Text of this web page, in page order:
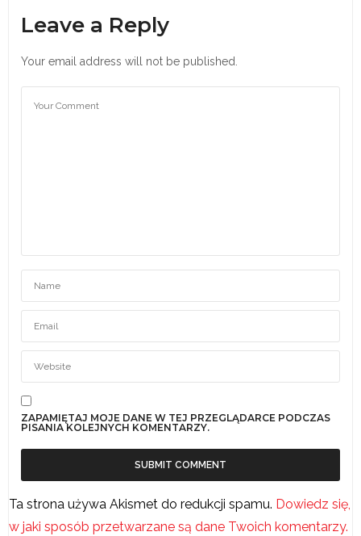
Leave a Reply
Your email address will not be published.
ZAPAMIĘTAJ MOJE DANE W TEJ PRZEGLĄDARCE PODCZAS
PISANIA KOLEJNYCH KOMENTARZY.
Ta strona używa Akismet do redukcji spamu. Dowiedz się,
w jaki sposób przetwarzane są dane Twoich komentarzy.